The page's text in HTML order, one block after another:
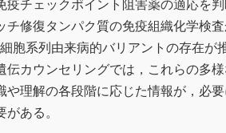
チ修復タンパク質の免疫組織化学検
胞系列由来病的バリアントの存在が
カウンセリングでは，これらの多
や理解の各段階に応じた情報が，必
ある。